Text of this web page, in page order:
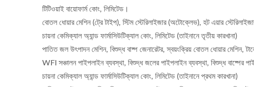
টিটিওয়াই বায়োফার্ম কোং, লিমিটেড।
বোতল ধোয়ার মেশিন (ট্রে টাইপ), স্টিম স্টেরিলাইজার (অটোক্লেভ), হট এয়ার
চায়না কেমিক্যাল অ্যান্ড ফার্মাসিউটিক্যাল কোং, লিমিটেড (তাইনানে তৃতীয় কারখানা)
পাতিত জল উৎপাদন মেশিন, বিশুদ্ধ বাষ্প জেনারেটর, স্বয়ংক্রিয় বোতল ধোয়ার মেশিন,
WFI সঞ্চালন পাইপলাইন ব্যবস্থা, বিশুদ্ধ জলের পাইপলাইন ব্যবস্থা, বিশুদ্ধ বাষ্পের
চায়না কেমিক্যাল অ্যান্ড ফার্মাসিউটিক্যাল কোং, লিমিটেড (তাইনানে প্রথম কারখানা)